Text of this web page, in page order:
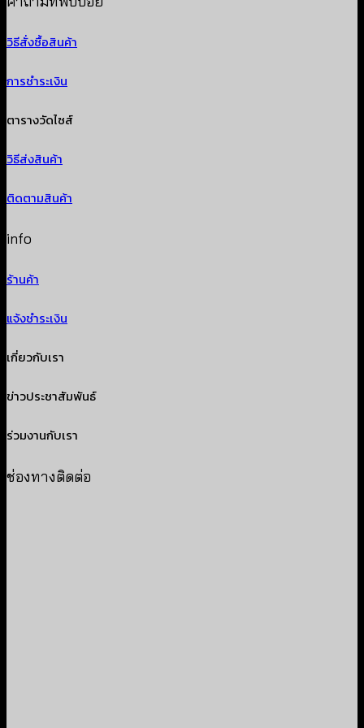
วิธีสั่งซื้อสินค้า
การชำระเงิน
ตารางวัดไซส์
วิธีส่งสินค้า
ติดตามสินค้า
info
ร้านค้า
แจ้งชำระเงิน
เกี่ยวกับเรา
ข่าวประชาสัมพันธ์
ร่วมงานกับเรา
ช่องทางติดต่อ